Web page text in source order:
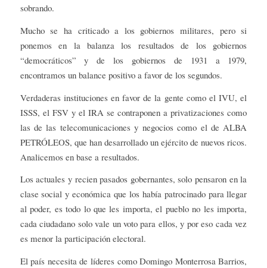
sobrando.
Mucho se ha criticado a los gobiernos militares, pero si
ponemos en la balanza los resultados de los gobiernos
“democráticos” y de los gobiernos de 1931 a 1979,
encontramos un balance positivo a favor de los segundos.
Verdaderas instituciones en favor de la gente como el IVU, el
ISSS, el FSV y el IRA se contraponen a privatizaciones como
las de las telecomunicaciones y negocios como el de ALBA
PETRÓLEOS, que han desarrollado un ejército de nuevos ricos.
Analicemos en base a resultados.
Los actuales y recien pasados gobernantes, solo pensaron en la
clase social y económica que los había patrocinado para llegar
al poder, es todo lo que les importa, el pueblo no les importa,
cada ciudadano solo vale un voto para ellos, y por eso cada vez
es menor la participación electoral.
El país necesita de líderes como Domingo Monterrosa Barrios,